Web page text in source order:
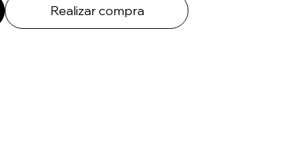
Realizar compra